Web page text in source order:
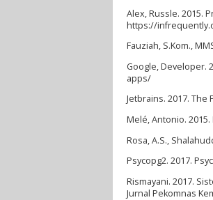
Alex, Russle. 2015.
https://
Fauziah, S.Kom.,
Google, Developer.
apps/
Jetbrains. 2017.
Melé, Antonio. 2015.
Rosa, A.S.,
Psycopg2. 2017.
Rismayani. 2017.
Jurnal Pekomnas